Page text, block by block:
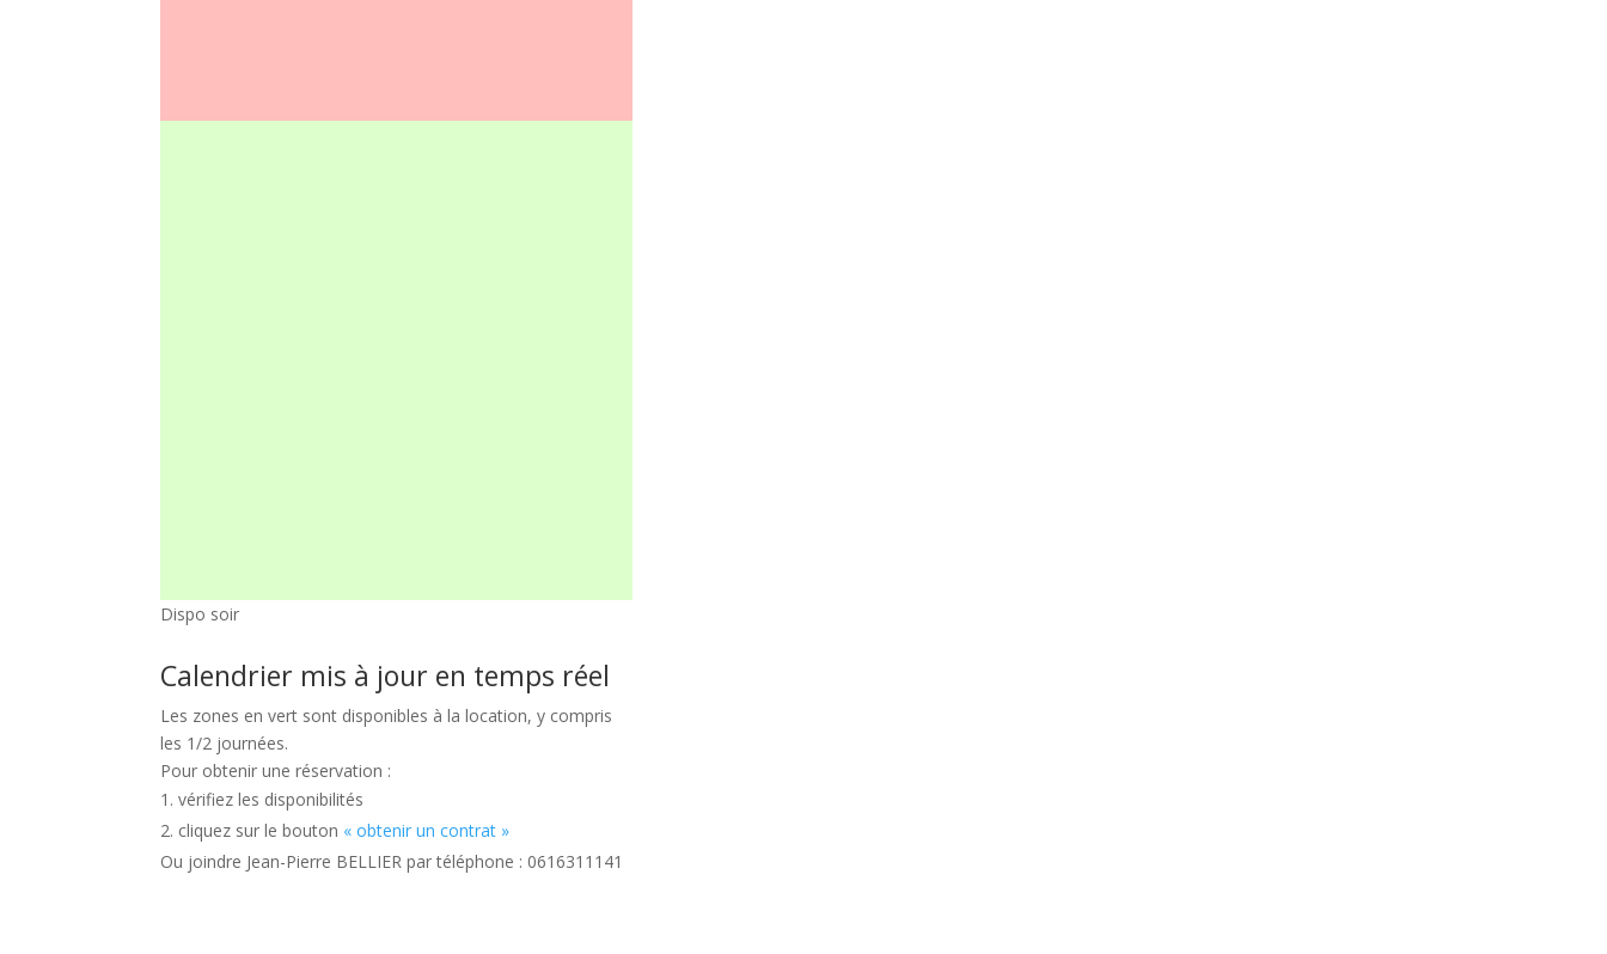
Dispo soir
Calendrier mis à jour en temps réel
Les zones en vert sont disponibles à la location, y compris
les 1/2 journées.
Pour obtenir une réservation :
vérifiez les disponibilités
cliquez sur le bouton « obtenir un contrat »
Ou joindre Jean-Pierre BELLIER par téléphone : 0616311141